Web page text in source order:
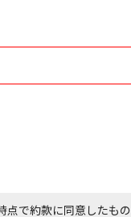
点で約款に同意した